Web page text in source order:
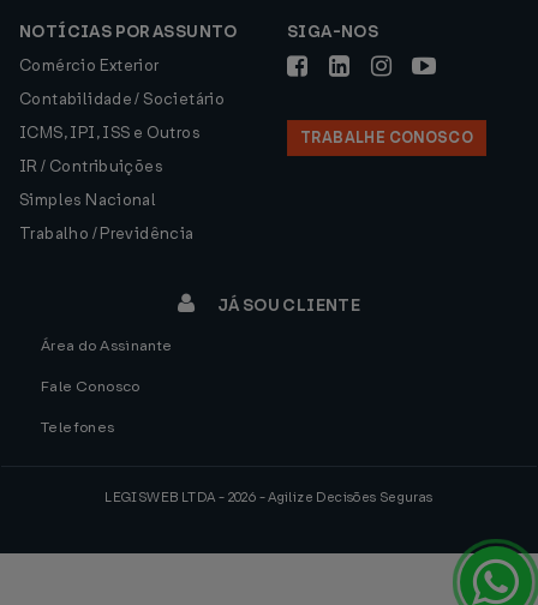
NOTÍCIAS POR ASSUNTO
Comércio Exterior
Contabilidade / Societário
ICMS, IPI, ISS e Outros
IR / Contribuições
Simples Nacional
Trabalho / Previdência
SIGA-NOS
TRABALHE CONOSCO
JÁ SOU CLIENTE
Área do Assinante
Fale Conosco
Telefones
LEGISWEB LTDA - 2026 - Agilize Decisões Seguras